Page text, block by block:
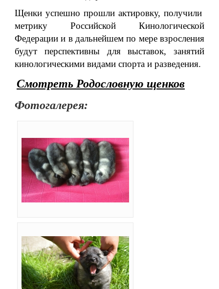
Щенки успешно прошли актировку, получили
метрику Российской Кинологической
Федерации и в дальнейшем по мере взросления
будут перспективны для выставок, занятий
кинологическими видами спорта и разведения.
Смотреть Родословную щенков
Фотогалерея: